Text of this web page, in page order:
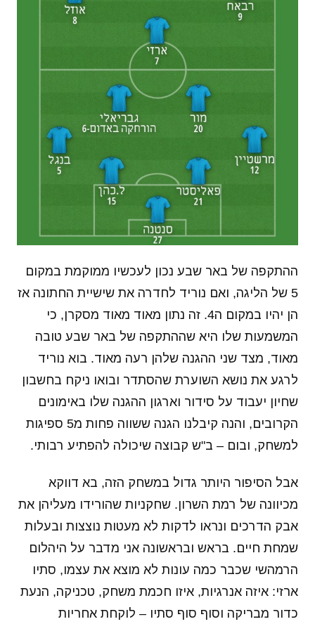
ההתקפה של באר שבע נכון לעכשיו ממוקמת במקום
5 של הליגה, ואם נוריד לחדרה את שישיית החתונה אז
הן יהיו במקום ה4. זה נתון מאוד מאוד מסקרן, כי
המשמעות שלו היא שההתקפה של באר שבע טובה
מאוד, מצד שני ההגנה שלהן רעה מאוד. בוא נוריד
לרגע את נושא השוערת שהסתדר ובואו ניקח בחשבון
שחיון יעבוד על סידור וארגון ההגנה שלו באימונים
הקרובים, והנה קיבלנו הגנה ששווה פחות מ5 ספיגות
למשחק, ובום – ב"ש קבוצה שיכולה להפתיע רבותי.
אבל הסיפור היותר גדול במשחק הזה, בא דווקא
מכיוונה של רמת השרון. שחקניות שהורידו מעליהן את
אבק הדרכים ונראו לדקות לא מעטות נוצצות ובעלות
שמחת חיים. בראש ובראשונה אני מדבר על היהלום
הרמהשי שכבר כמה עונות לא מוצא את עצמו, סתיו
ארזי: איזה אנרגיות, איזו חכמת משחק, טכניקה, הנעת
כדור מבריקה וסוף סוף סתיו – לוקחת אחריות